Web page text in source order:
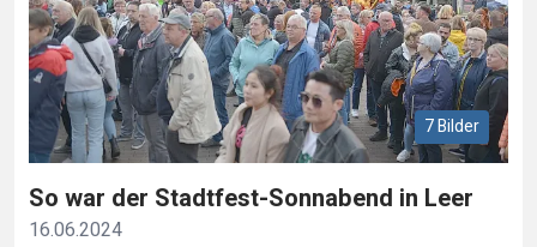
7 Bilder
So war der Stadtfest-Sonnabend in Leer
16.06.2024